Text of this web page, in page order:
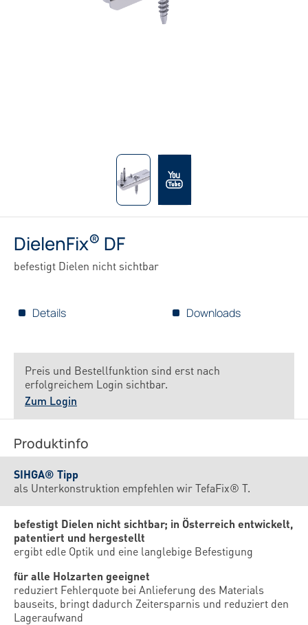
DielenFix® DF
befestigt Dielen nicht sichtbar
Details Downloads
Preis und Bestellfunktion sind erst nach
erfolgreichem Login sichtbar.
Zum Login
Produktinfo
SIHGA® Tipp
als Unterkonstruktion empfehlen wir TefaFix® T.
befestigt Dielen nicht sichtbar; in Österreich entwickelt,
patentiert und hergestellt
ergibt edle Optik und eine langlebige Befestigung
für alle Holzarten geeignet
reduziert Fehlerquote bei Anlieferung des Materials
bauseits, bringt dadurch Zeitersparnis und reduziert den
Lageraufwand